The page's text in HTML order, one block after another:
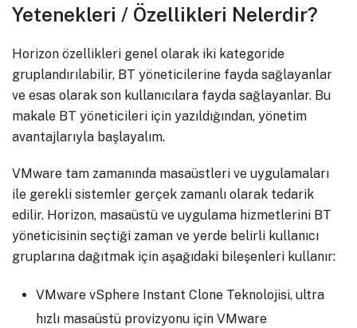
Yetenekleri / Özellikleri Nelerdir?
Horizon özellikleri genel olarak iki kategoride
gruplandırılabilir, BT yöneticilerine fayda sağlayanlar
ve esas olarak son kullanıcılara fayda sağlayanlar. Bu
makale BT yöneticileri için yazıldığından, yönetim
avantajlarıyla başlayalım.
VMware tam zamanında masaüstleri ve uygulamaları
ile gerekli sistemler gerçek zamanlı olarak tedarik
edilir. Horizon, masaüstü ve uygulama hizmetlerini BT
yöneticisinin seçtiği zaman ve yerde belirli kullanıcı
gruplarına dağıtmak için aşağıdaki bileşenleri kullanır:
VMware vSphere Instant Clone Teknolojisi, ultra
hızlı masaüstü provizyonu için VMware